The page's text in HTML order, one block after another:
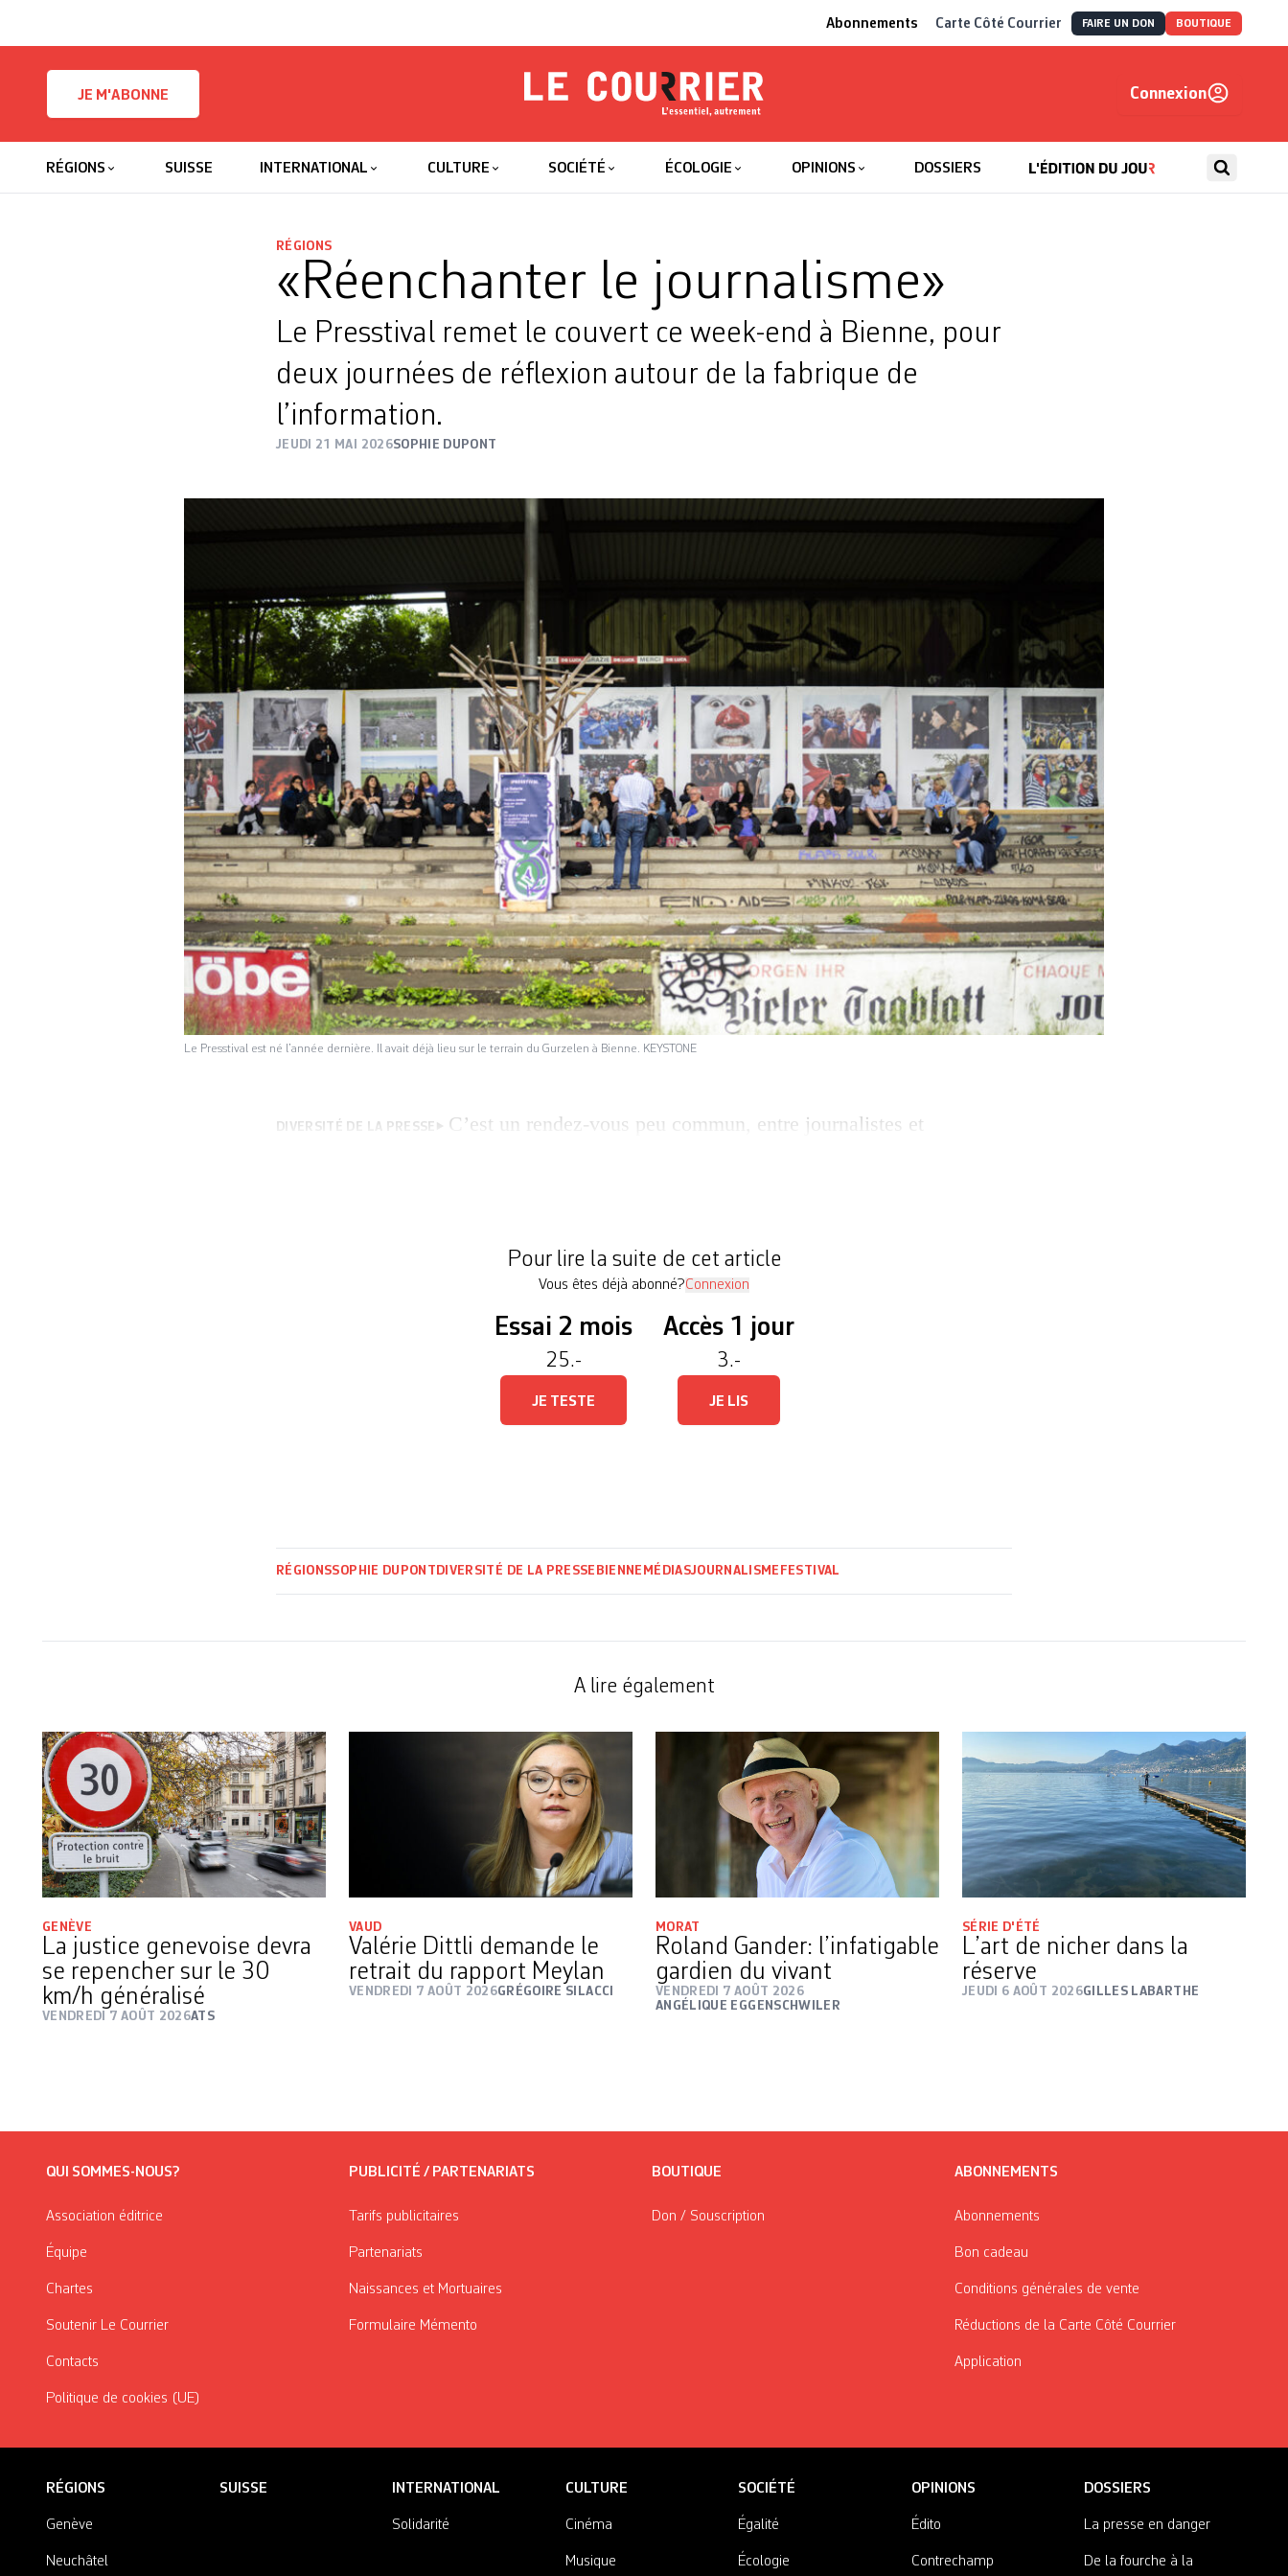
Abonnements Carte Côté Courrier FAIRE UN DON BOUTIQUE
JE M'ABONNE
Le Courrier
Connexion
RÉGIONS SUISSE INTERNATIONAL CULTURE SOCIÉTÉ ÉCOLOGIE OPINIONS DOSSIERS
RÉGIONS
«Réenchanter le journalisme»
Le Presstival remet le couvert ce week-end à Bienne, pour
deux journées de réflexion autour de la fabrique de
l’information.
JEUDI 21 MAI 2026SOPHIE DUPONT
Le Presstival est né l’année dernière. Il avait déjà lieu sur le terrain du Gurzelen à Bienne. KEYSTONE
DIVERSITÉ DE LA PRESSE
C’est un rendez-vous peu commun, entre journalistes et
Pour lire la suite de cet article
Vous êtes déjà abonné?Connexion
Essai 2 mois
25.-
JE TESTE
Accès 1 jour
3.-
JE LIS
RÉGIONSSOPHIE DUPONT DIVERSITÉ DE LA PRESSE BIENNE MÉDIASJOURNALISME FESTIVAL
A lire également
GENÈVE
La justice genevoise devra
se repencher sur le 30
km/h généralisé
VENDREDI 7 AOÛT 2026ATS
VAUD
Valérie Dittli demande le
retrait du rapport Meylan
VENDREDI 7 AOÛT 2026GRÉGOIRE SILACCI
MORAT
Roland Gander: l’infatigable
gardien du vivant
VENDREDI 7 AOÛT 2026
ANGÉLIQUE EGGENSCHWILER
SÉRIE D'ÉTÉ
L’art de nicher dans la
réserve
JEUDI 6 AOÛT 2026GILLES LABARTHE
QUI SOMMES-NOUS?
Association éditrice
Équipe
Chartes
Soutenir Le Courrier
Contacts
Politique de cookies (UE)
PUBLICITÉ / PARTENARIATS
Tarifs publicitaires
Partenariats
Naissances et Mortuaires
Formulaire Mémento
BOUTIQUE
Don / Souscription
ABONNEMENTS
Abonnements
Bon cadeau
Conditions générales de vente
Réductions de la Carte Côté Courrier
Application
RÉGIONS
Genève
Neuchâtel
SUISSE INTERNATIONAL
Solidarité
CULTURE
Cinéma
Musique
SOCIÉTÉ
Égalité
Écologie
OPINIONS
Édito
Contrechamp
DOSSIERS
La presse en danger
De la fourche à la